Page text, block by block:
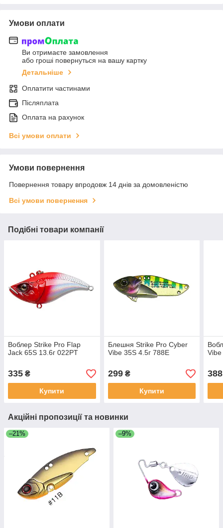
Умови оплати
Ви отримаєте замовлення
або гроші повернуться на вашу картку
Детальніше
Оплатити частинами
Післяплата
Оплата на рахунок
Всі умови оплати
Умови повернення
Повернення товару впродовж 14 днів за домовленістю
Всі умови повернення
Подібні товари компанії
Воблер Strike Pro Flap
Jack 65S 13.6г 022PT
335 ₴
Купити
Блешня Strike Pro Cyber
Vibe 35S 4.5г 788E
299₴
Купити
Vibe
388
Акційні пропозиції та новинки
–21% –9%